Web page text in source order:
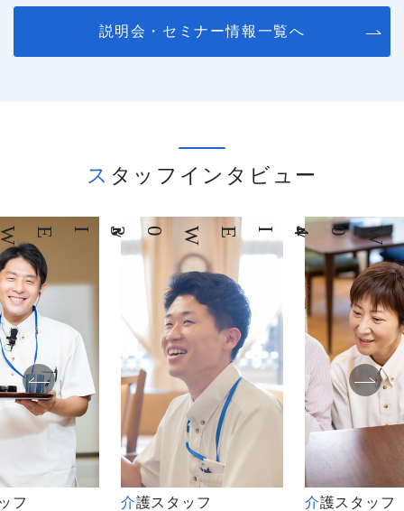
説明会・セミナー情報一覧へ
スタッフインタビュー
INTERVIEW INTERVIEW
フ
03
介護スタッフ
04
介護スタッフ